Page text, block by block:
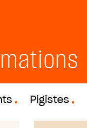
Pigistes